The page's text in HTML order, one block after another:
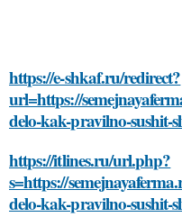
https://e-shkaf.ru/redirect?
url=https://
delo-kak-pravilno-sushit-
https://itlines.ru/url.php?
s=https://
delo-kak-pravilno-sushit-